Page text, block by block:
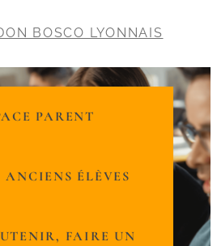
BOSCO LYONNAIS
PARENT
ÉLÈVES
FAIRE UN